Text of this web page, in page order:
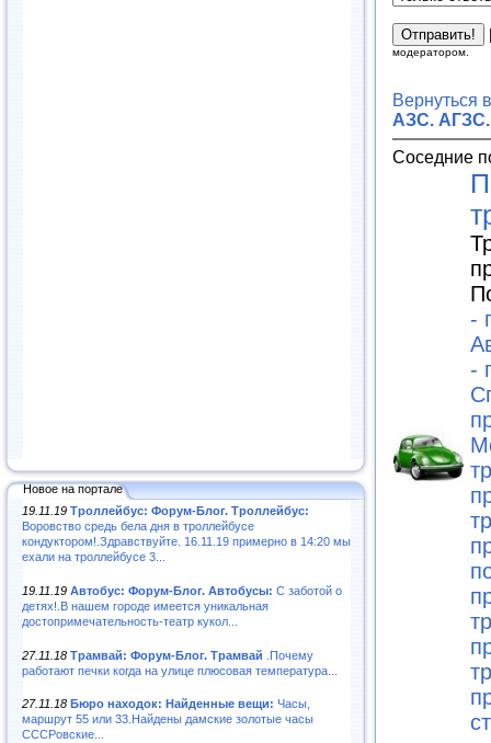
Новое на портале
19.11.19 Троллейбус: Форум-Блог. Троллейбус:
Воровство средь бела дня в троллейбусе
кондуктором!.Здравствуйте. 16.11.19 примерно в 14:20 мы
ехали на троллейбусе 3...
19.11.19 Автобус: Форум-Блог. Автобусы: С заботой о
детях!.В нашем городе имеется уникальная
достопримечательность-театр кукол...
27.11.18 Трамвай: Форум-Блог. Трамвай .Почему
работают печки когда на улице плюсовая температура...
27.11.18 Бюро находок: Найденные вещи: Часы,
маршрут 55 или 33.Найдены дамские золотые часы
СССРовские...
модератором.
Вернуться
АЗС. АГЗС.
Соседние
-
-